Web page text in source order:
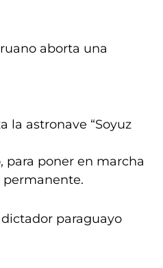
aborta una
la astronave “Soyuz
para poner en marcha
permanente.
dictador paraguayo